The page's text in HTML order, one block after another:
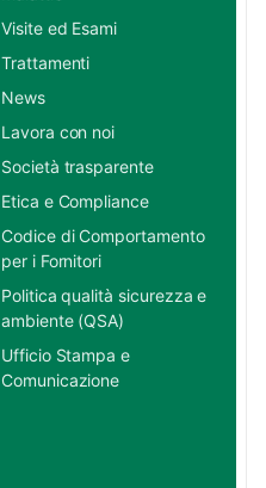
Visite ed Esami
Trattamenti
News
Lavora con noi
Società trasparente
Etica e Compliance
Codice di Comportamento
per i Fornitori
Politica qualità sicurezza e
ambiente (QSA)
Ufficio Stampa e
Comunicazione